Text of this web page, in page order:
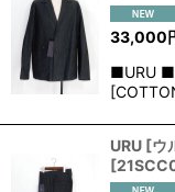
33,000
■URU
URU [ウ
[